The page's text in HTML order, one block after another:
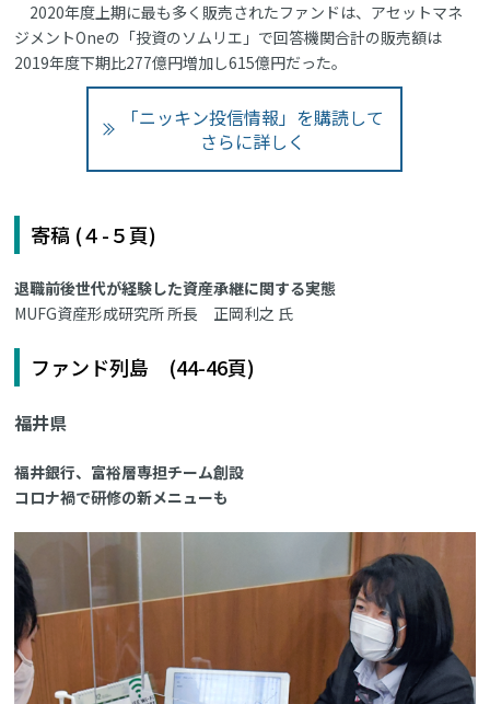
2020年度上期に最も多く販売されたファンドは、アセットマネ
ジメントOneの「投資のソムリエ」で回答機関合計の販売額は
2019年度下期比277億円増加し615億円だった。
「ニッキン投信情報」を購読して
さらに詳しく
寄稿 (４-５頁)
退職前後世代が経験した資産承継に関する実態
MUFG資産形成研究所 所長 正岡利之 氏
ファンド列島 (44-46頁)
福井県
福井銀行、富裕層専担チーム創設
コロナ禍で研修の新メニューも